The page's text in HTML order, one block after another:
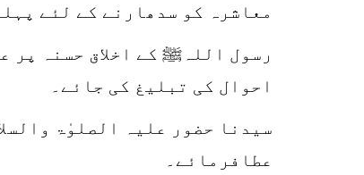
معاشرہ کو سدھارنے کے لئے
رسول اللہﷺ کے اخلاق حسنہ پر
احوال کی تبلیغ کی جائے۔
سیدنا حضور علیہ الصلوٰۃ
عطافرمائے۔